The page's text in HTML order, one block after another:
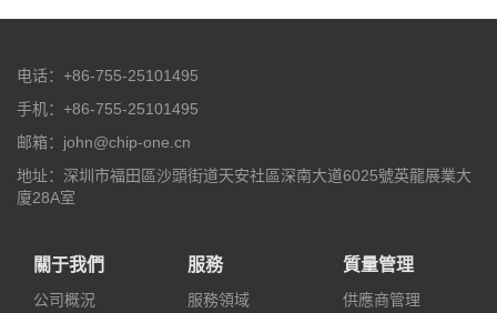
电话：+86-755-25101495
手机：+86-755-25101495
邮箱：john@chip-one.cn
地址：深圳市福田區沙頭街道天安社區深南大道6025號英龍展業大
廈28A室
關于我們
公司概況
服務
服務領域
質量管理
供應商管理